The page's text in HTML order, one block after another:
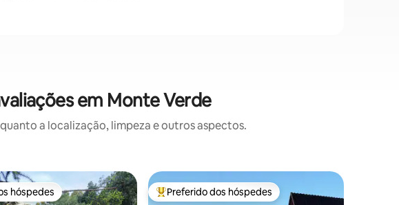
em Monte Verde
a localização, limpeza e outros aspectos.
hóspedes
hóspedes Entre os melhores preferidos dos hóspedes
Preferido dos hóspedes